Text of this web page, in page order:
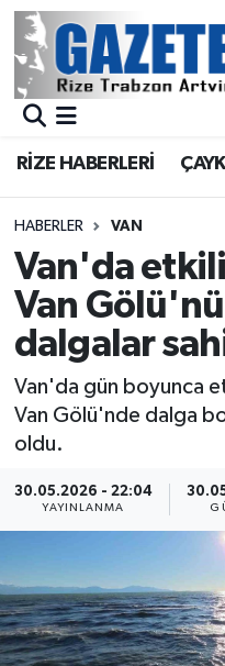
RİZE HABERLERİ
HABERLER VAN
Van'da
Van
dalgalar
Van'da gün boyunca
Van Gölü'nde dalga
oldu.
30.05.2026 - 22:04
YAYINLANMA
BÖLGEMİZ
Asayiş
Rize Jandarma
Bilim Teknoloji
Bölge
Advertising news
ÇEVRE
Dış Haberler
Dünya
Merkez Nöbetçi
Merkez Trafik
Süper Lig Puan
Tüm Manşetler
Son Dakika
Haber Arşivi